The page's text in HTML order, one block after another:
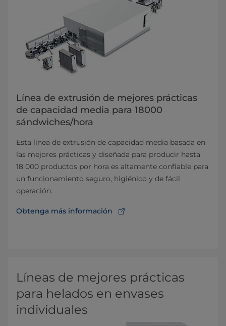
Línea de extrusión de mejores prácticas
de capacidad media para 18000
sándwiches/hora
Esta línea de extrusión de capacidad media basada en
las mejores prácticas y diseñada para producir hasta
18 000 productos por hora es altamente confiable para
un funcionamiento seguro, higiénico y de fácil
operación.
Obtenga más información
Líneas de mejores prácticas
para helados en envases
individuales